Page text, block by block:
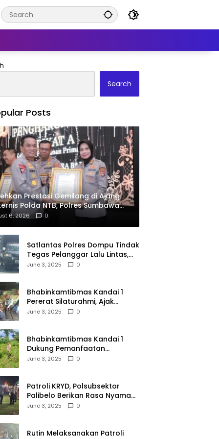
Search
Posts
Prestasi Gemilang di Ajang
Polda NTB, Polres Sumbawa
Penghargaan Pelayanan Prima
6, 2026 0
Satlantas Polres Dompu Tindak
Tegas Pelanggar Lalu Lintas,
Mobil Bodong, dan Kendaraan
June 3, 2025 0
Bhabinkamtibmas Kandai 1
Pererat Silaturahmi, Ajak
Warga Jaga Keamanan
June 3, 2025 0
Bhabinkamtibmas Kandai 1
Dukung Pemanfaatan
Pekarangan untuk Ketahanan
June 3, 2025 0
Patroli KRYD, Polsubsektor
Palibelo Berikan Rasa Nyaman
Bagi Masyarakat dan
June 3, 2025 0
Rutin Melaksanakan Patroli